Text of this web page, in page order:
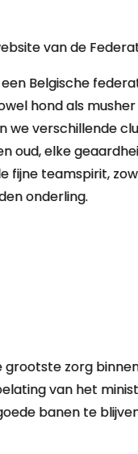
van de
een Belgische
hond als
we verschillende
oud, elke
fijne teamspirit,
onderling.
grootste zorg
van het
banen te